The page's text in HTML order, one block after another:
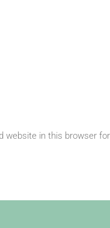
website in this browser